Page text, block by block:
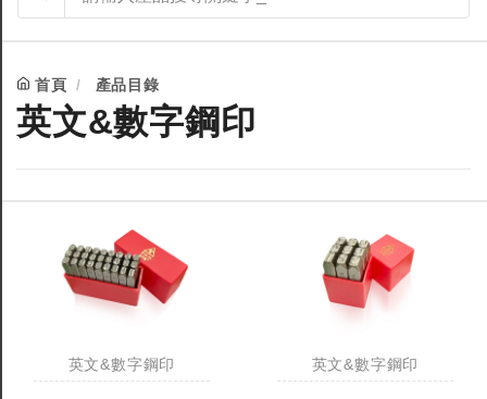
首頁 產品目錄
英文&數字鋼印
英文&數字鋼印 英文&數字鋼印